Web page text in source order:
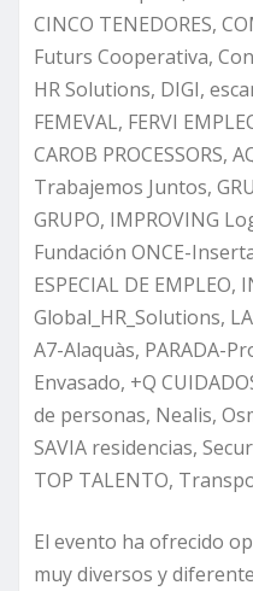
CINCO TENEDORES,
Futurs Cooperativa,
HR Solutions, DIGI,
FEMEVAL, FERVI
CAROB PROCESSORS,
Trabajemos Juntos,
GRUPO, IMPROVING
Fundación ONCE-
ESPECIAL DE EMPLEO,
Global_HR_Solutions,
A7-Alaquàs, PARADA-
Envasado, +Q
de personas, Nealis,
SAVIA residencias,
TOP TALENTO,
El evento ha ofrecido
muy diversos y